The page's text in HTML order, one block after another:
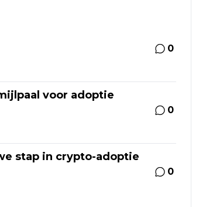
0
voor adoptie
0
stap in crypto-adoptie
0